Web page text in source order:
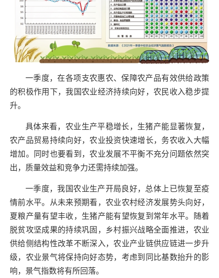
一季度，在各项支农惠农、保障农产品有效供给政策
的积极作用下，我国农业经济持续向好，农民收入稳步提
升。
具体来看，农业生产平稳增长，生猪产能显著恢复，
农产品贸易持续向好，农业投资快速增长，务农收入大幅
增加。同时也要看到，农业发展不平衡不充分问题依然突
出，质量效益和竞争力还需持续加强。
一季度，我国农业生产开局良好，总体上已恢复至疫
情前水平。从未来预期看，农业农村经济发展势头向好，
夏粮产量有望丰收，生猪产能有望恢复到常年水平。随着
脱贫攻坚成果的持续巩固，乡村振兴战略全面推进，农业
供给侧结构性改革不断深入，农业产业链供应链进一步升
级，农业景气将保持向好态势，考虑到同比基数抬升的影
响，景气指数将有所回落。